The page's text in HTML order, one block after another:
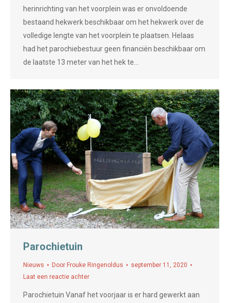
herinrichting van het voorplein was er onvoldoende
bestaand hekwerk beschikbaar om het hekwerk over de
volledige lengte van het voorplein te plaatsen. Helaas
had het parochiebestuur geen financiën beschikbaar om
de laatste 13 meter van het hek te…
Parochietuin
Nieuws Door Frouke Ringenoldus
september 11, 2020
Laat een reactie achter
Parochietuin Vanaf het voorjaar is er hard gewerkt aan